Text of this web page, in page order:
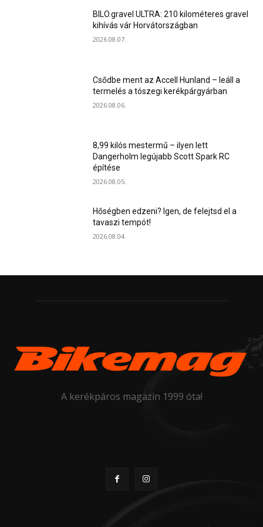
BILO.gravel ULTRA: 210 kilométeres gravel
kihívás vár Horvátországban
2026.08.07.
Csődbe ment az Accell Hunland – leáll a
termelés a tószegi kerékpárgyárban
2026.08.06.
8,99 kilós mestermű – ilyen lett
Dangerholm legújabb Scott Spark RC
építése
2026.08.05.
Hőségben edzeni? Igen, de felejtsd el a
tavaszi tempót!
2026.08.04.
A kerékpáros magazin 1999 óta!